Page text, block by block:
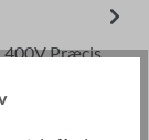
400V Præcis